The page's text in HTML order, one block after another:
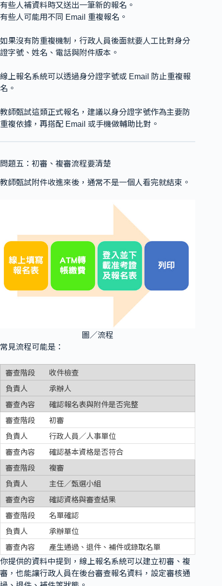
有些人補資料時又送出一筆新的報名。
有些人可能用不同 Email 重複報名。
如果沒有防重複機制，行政人員後面就要人工比對身分
證字號、姓名、電話與附件版本。
線上報名系統可以透過身分證字號或 Email 防止重複報
名。
教師甄試這類正式報名，建議以身分證字號作為主要防
重複依據，再搭配 Email 或手機做輔助比對。
問題五：初審、複審流程要清楚
教師甄試附件收進來後，通常不是一個人看完就結束。
圖／流程
常見流程可能是：
收件檢查
承辦人
確認報名表與附件是否完整
初審
行政人員／人事單位
確認基本資格是否符合
複審
主任／甄選小組
確認資格與審查結果
名單確認
承辦單位
產生通過、退件、補件或錄取名單
你提供的資料中提到，線上報名系統可以建立初審、複
審，也能讓行政人員在後台審查報名資料，設定審核通